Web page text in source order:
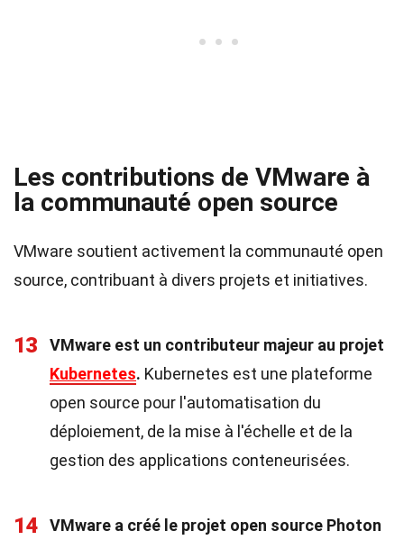
Les contributions de VMware à
la communauté open source
VMware soutient activement la communauté open
source, contribuant à divers projets et initiatives.
13
VMware est un contributeur majeur au projet
Kubernetes. Kubernetes est une plateforme
open source pour l'automatisation du
déploiement, de la mise à l'échelle et de la
gestion des applications conteneurisées.
14 VMware a créé le projet open source Photon